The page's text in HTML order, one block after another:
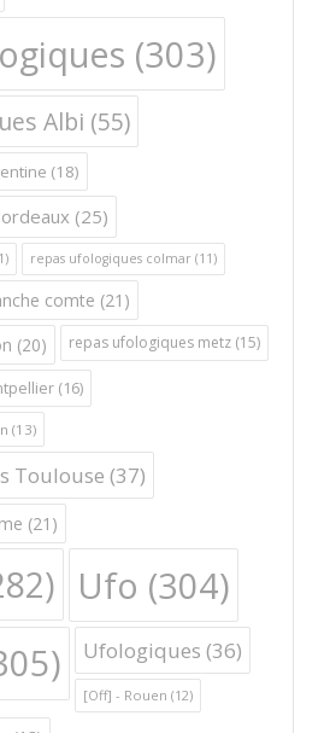
(303)
Albi (55)
(18)
(25)
repas ufologiques colmar (11)
comte (21)
(20) repas ufologiques metz (15)
(16)
(13)
Toulouse (37)
(21)
Ufo (304)
Ufologiques (36)
[Off] - Rouen (12)